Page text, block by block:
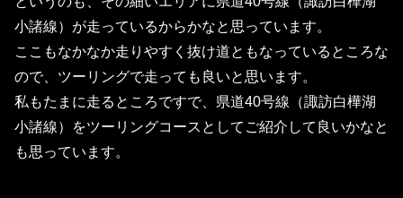
小諸線）が走っているからかなと思っています。
ここもなかなか走りやすく抜け道ともなっているところな
ので、ツーリングで走っても良いと思います。
私もたまに走るところですで、県道40号線（諏訪白樺湖
小諸線）をツーリングコースとしてご紹介して良いかなと
も思っています。